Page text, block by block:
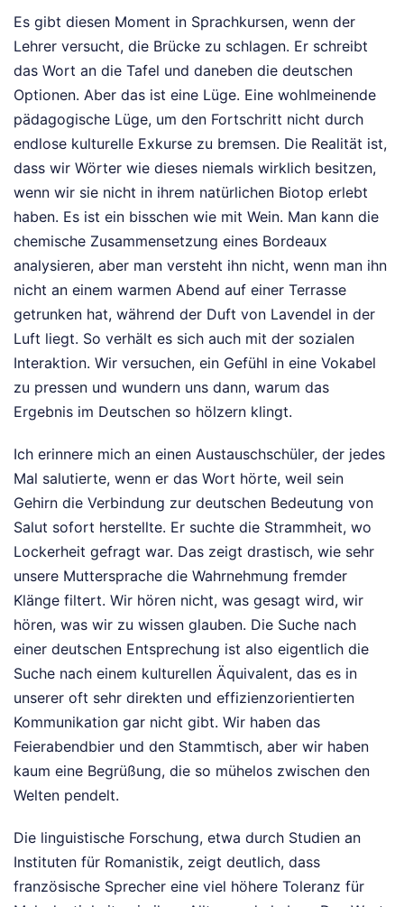
Es gibt diesen Moment in Sprachkursen, wenn der
Lehrer versucht, die Brücke zu schlagen. Er schreibt
das Wort an die Tafel und daneben die deutschen
Optionen. Aber das ist eine Lüge. Eine wohlmeinende
pädagogische Lüge, um den Fortschritt nicht durch
endlose kulturelle Exkurse zu bremsen. Die Realität ist,
dass wir Wörter wie dieses niemals wirklich besitzen,
wenn wir sie nicht in ihrem natürlichen Biotop erlebt
haben. Es ist ein bisschen wie mit Wein. Man kann die
chemische Zusammensetzung eines Bordeaux
analysieren, aber man versteht ihn nicht, wenn man ihn
nicht an einem warmen Abend auf einer Terrasse
getrunken hat, während der Duft von Lavendel in der
Luft liegt. So verhält es sich auch mit der sozialen
Interaktion. Wir versuchen, ein Gefühl in eine Vokabel
zu pressen und wundern uns dann, warum das
Ergebnis im Deutschen so hölzern klingt.
Ich erinnere mich an einen Austauschschüler, der jedes
Mal salutierte, wenn er das Wort hörte, weil sein
Gehirn die Verbindung zur deutschen Bedeutung von
Salut sofort herstellte. Er suchte die Strammheit, wo
Lockerheit gefragt war. Das zeigt drastisch, wie sehr
unsere Muttersprache die Wahrnehmung fremder
Klänge filtert. Wir hören nicht, was gesagt wird, wir
hören, was wir zu wissen glauben. Die Suche nach
einer deutschen Entsprechung ist also eigentlich die
Suche nach einem kulturellen Äquivalent, das es in
unserer oft sehr direkten und effizienzorientierten
Kommunikation gar nicht gibt. Wir haben das
Feierabendbier und den Stammtisch, aber wir haben
kaum eine Begrüßung, die so mühelos zwischen den
Welten pendelt.
Die linguistische Forschung, etwa durch Studien an
Instituten für Romanistik, zeigt deutlich, dass
französische Sprecher eine viel höhere Toleranz für